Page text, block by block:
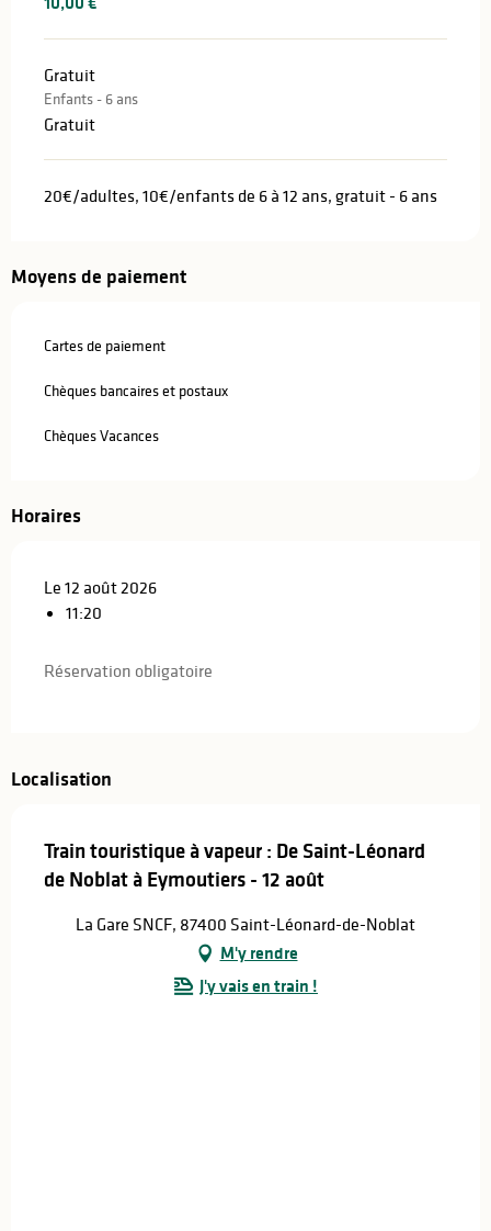
Gratuit
Enfants - 6 ans
Gratuit
20€/adultes, 10€/enfants de 6 à 12 ans, gratuit - 6 ans
Moyens de paiement
Cartes de paiement
Chèques bancaires et postaux
Chèques Vacances
Horaires
Le 12 août 2026
11:20
Réservation obligatoire
Localisation
Train touristique à vapeur : De Saint-Léonard
de Noblat à Eymoutiers - 12 août
La Gare SNCF, 87400 Saint-Léonard-de-Noblat
M'y rendre
J'y vais en train !